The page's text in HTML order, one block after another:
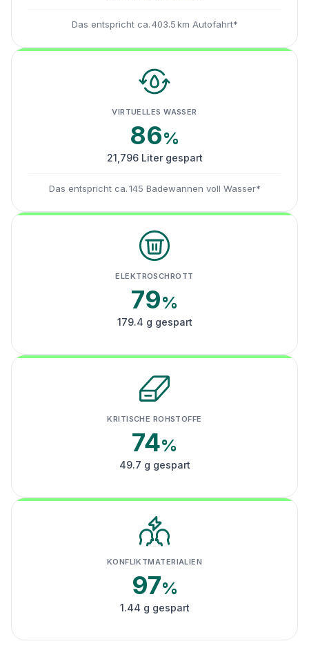
Das entspricht ca. 403.5 km Autofahrt*
VIRTUELLES WASSER
86%
21,796 Liter gespart
Das entspricht ca. 145 Badewannen voll Wasser*
ELEKTROSCHROTT
79%
179.4 g gespart
KRITISCHE ROHSTOFFE
74%
49.7 g gespart
KONFLIKTMATERIALIEN
97%
1.44 g gespart